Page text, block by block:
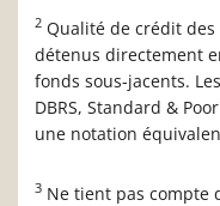
2 Qualité de crédit
détenus directement
fonds sous-jacents.
DBRS, Standard &
une notation
3 Ne tient pas compte